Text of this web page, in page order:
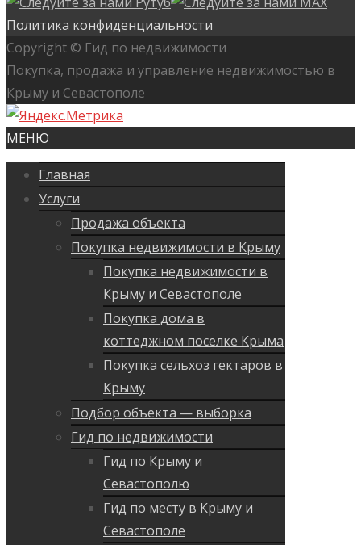
Политика конфиденциальности
Copyright © Гид по недвижимости
Покупка, продажа и управление недвижимостью в
Крыму и Севастополе
МЕНЮ
Главная
Услуги
Продажа объекта
Покупка недвижимости в Крыму
Покупка недвижимости в
Крыму и Севастополе
Покупка дома в
коттеджном поселке Крыма
Покупка сельхоз гектаров в
Крыму
Подбор объекта — выборка
Гид по недвижимости
Гид по Крыму и
Севастополю
Гид по месту в Крыму и
Севастополе